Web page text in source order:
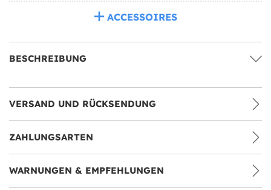
ACCESSOIRES
BESCHREIBUNG
VERSAND UND RÜCKSENDUNG
ZAHLUNGSARTEN
WARNUNGEN & EMPFEHLUNGEN